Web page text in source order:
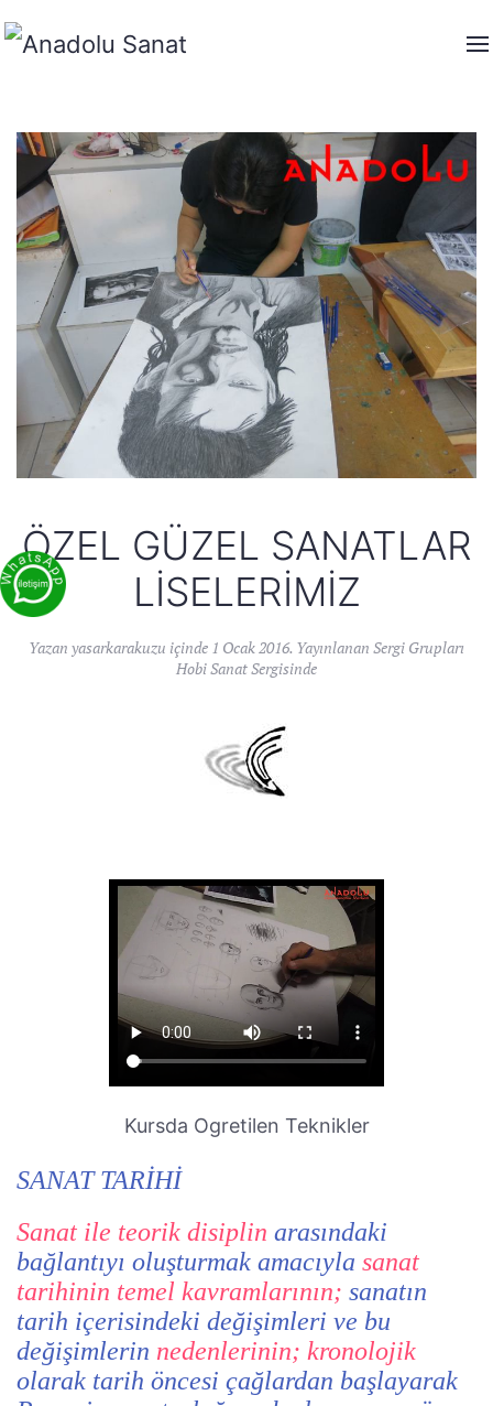
ÖZEL GÜZEL SANATLAR
LISELERIMIZ
Yazan yasarkarakuzu içinde 1 Ocak 2016. Yayınlanan Sergi Grupları
Hobi Sanat Sergisinde
Kursda Ogretilen Teknikler
SANAT TARİHİ
Sanat ile teorik disiplin arasındaki
bağlantıyı oluşturmak amacıyla sanat
tarihinin temel kavramlarının; sanatın
tarih içerisindeki değişimleri ve bu
değişimlerin nedenlerinin; kronolojik
olarak tarih öncesi çağlardan başlayarak